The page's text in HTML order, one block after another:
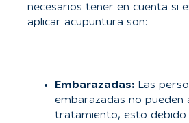
necesarios tener en cuenta si
aplicar acupuntura son:
Embarazadas: Las
embarazadas no pueden
tratamiento, esto debido